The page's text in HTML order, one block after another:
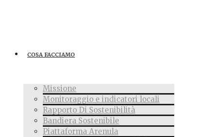
COSA FACCIAMO
Missione
Monitoraggio e indicatori locali
Rapporto Di Sostenibilità
Bandiera Sostenibile
Piattaforma Arenula